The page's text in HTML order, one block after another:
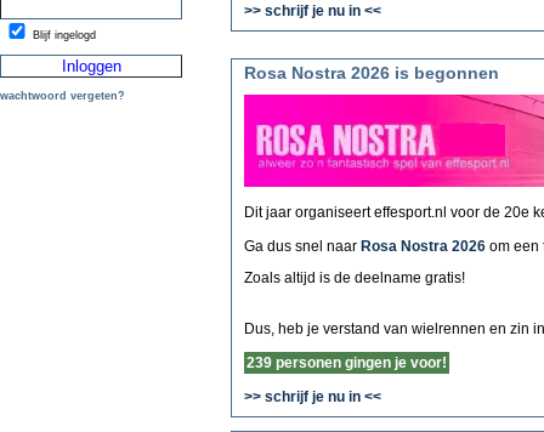
Blijf ingelogd
wachtwoord vergeten?
>> schrijf je nu in <<
Rosa Nostra 2026 is begonnen
Dit jaar organiseert effesport.nl voor de 20e
Ga dus snel naar Rosa Nostra 2026 om een
Zoals altijd is de deelname gratis!
Dus, heb je verstand van wielrennen en zin
239 personen gingen je voor!
>> schrijf je nu in <<